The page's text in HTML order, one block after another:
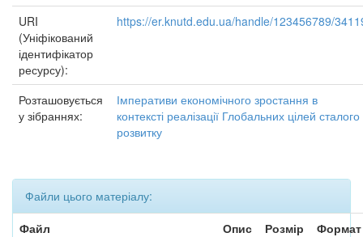
URI
(Уніфікований
ідентифікатор
ресурсу):
https://er.knutd.edu.ua/handle/123456789/
Розташовується
у зібраннях:
Імперативи економічного зростання в
контексті реалізації Глобальних цілей сталого
розвитку
Файли цього матеріалу:
Файл
Опис Розмір
Формат